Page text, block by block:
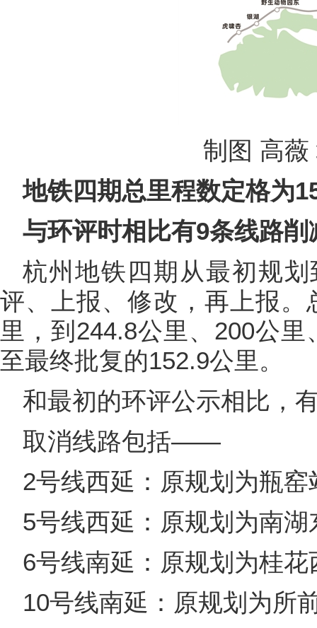
制图 高薇
地铁四期总里程数定格为
与环评时相比有9条线路削
杭州地铁四期从最初规
评、上报、修改，再上报
里，到244.8公里、200公
至最终批复的152.9公里。
和最初的环评公示相比，
取消线路包括——
2号线西延：原规划为瓶
5号线西延：原规划为南
6号线南延：原规划为桂
10号线南延：原规划为所